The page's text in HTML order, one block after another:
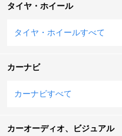
タイヤ・ホイール
タイヤ・ホイールすべて
カーナビ
カーナビすべて
カーオーディオ、ビジュアル